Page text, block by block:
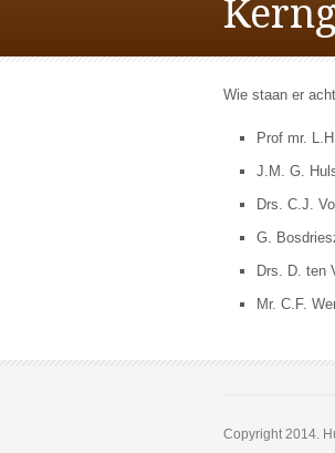
Wie staan er
Prof mr.
J.M. G.
Drs. C.J.
G.
Drs. D. ten
Mr. C.F.
Copyright 2014.